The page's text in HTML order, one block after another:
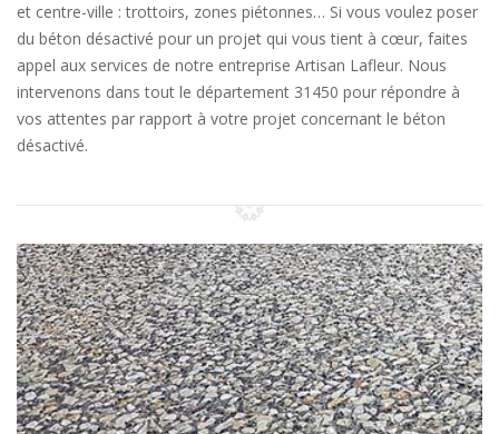
et centre-ville : trottoirs, zones piétonnes… Si vous voulez poser
du béton désactivé pour un projet qui vous tient à cœur, faites
appel aux services de notre entreprise Artisan Lafleur. Nous
intervenons dans tout le département 31450 pour répondre à
vos attentes par rapport à votre projet concernant le béton
désactivé.